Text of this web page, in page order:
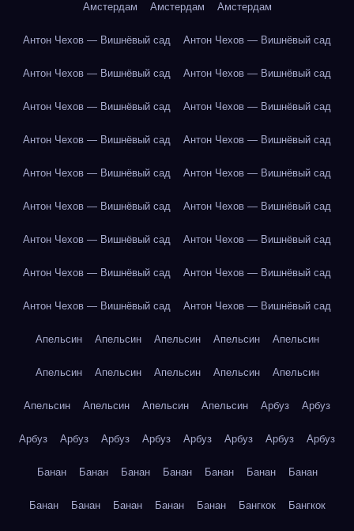
Амстердам Амстердам Амстердам
Антон Чехов — Вишнёвый сад Антон Чехов — Вишнёвый сад
Антон Чехов — Вишнёвый сад Антон Чехов — Вишнёвый сад
Антон Чехов — Вишнёвый сад Антон Чехов — Вишнёвый сад
Антон Чехов — Вишнёвый сад Антон Чехов — Вишнёвый сад
Антон Чехов — Вишнёвый сад Антон Чехов — Вишнёвый сад
Антон Чехов — Вишнёвый сад Антон Чехов — Вишнёвый сад
Антон Чехов — Вишнёвый сад Антон Чехов — Вишнёвый сад
Антон Чехов — Вишнёвый сад Антон Чехов — Вишнёвый сад
Антон Чехов — Вишнёвый сад Антон Чехов — Вишнёвый сад
Апельсин Апельсин Апельсин Апельсин Апельсин
Апельсин Апельсин Апельсин Апельсин Апельсин
Апельсин Апельсин Апельсин Апельсин Арбуз Арбуз
Арбуз Арбуз Арбуз Арбуз Арбуз Арбуз Арбуз Арбуз
Банан Банан Банан Банан Банан Банан Банан
Банан Банан Банан Банан Банан Бангкок Бангкок